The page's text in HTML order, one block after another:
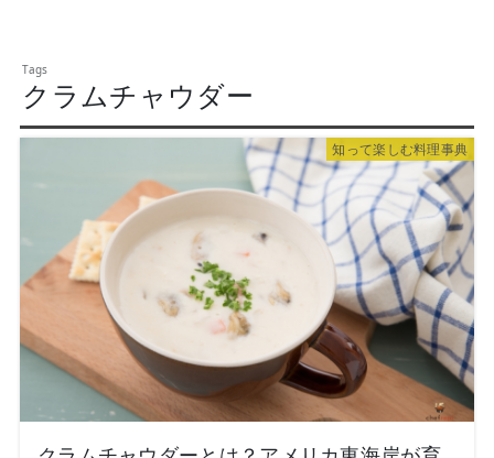
クラムチャウダー
知って楽しむ料理事典